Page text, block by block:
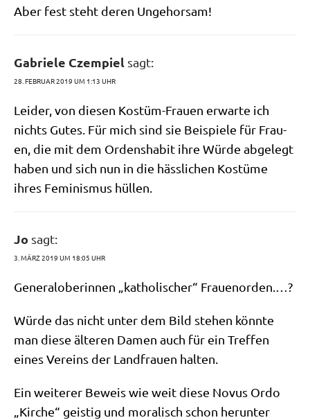
Aber fest steht deren Ungehorsam!
Gabriele Czempiel sagt:
28. FEBRUAR 2019 UM 1:13 UHR
Lei­der, von die­sen Kostüm-Frau­en erwar­te ich
nichts Gutes. Für mich sind sie Bei­spie­le für Frau­
en, die mit dem Ordens­ha­bit ihre Wür­de abge­legt
haben und sich nun in die häss­li­chen Kostü­me
ihres Femi­nis­mus hüllen.
Jo sagt:
3. MÄRZ 2019 UM 18:05 UHR
Gene­ral­obe­rin­nen „katho­li­scher“ Frauenorden.…?
Wür­de das nicht unter dem Bild ste­hen könn­te
man die­se älte­ren Damen auch für ein Tref­fen
eines Ver­eins der Land­frau­en halten.
Ein wei­te­rer Beweis wie weit die­se Novus Ordo
„Kir­che“ gei­stig und mora­lisch schon her­un­ter